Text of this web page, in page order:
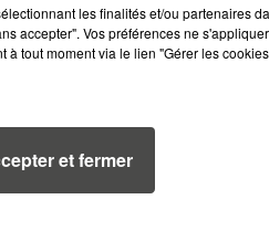
6 août 2026
MÉGOTS ET FEUX
TABAC BIENTÔT
TAXÉS...
les finalités et/ou partenaires
accepter". Vos préférences ne
tout moment via le lien "Gérer les
et fermer